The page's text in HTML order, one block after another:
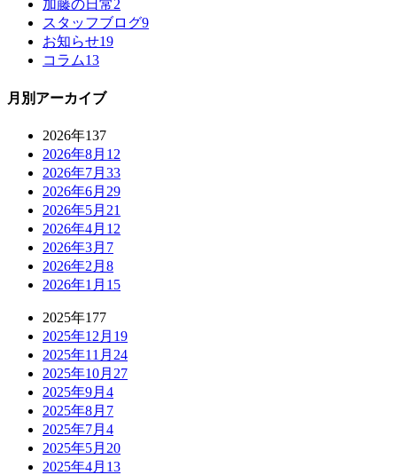
加藤の日常2
スタッフブログ9
お知らせ19
コラム13
月別アーカイブ
2026年137
2026年8月 12
2026年7月 33
2026年6月 29
2026年5月 21
2026年4月 12
2026年3月 7
2026年2月 8
2026年1月 15
2025年177
2025年12月 19
2025年11月 24
2025年10月 27
2025年9月 4
2025年8月 7
2025年7月 4
2025年5月 20
2025年4月 13